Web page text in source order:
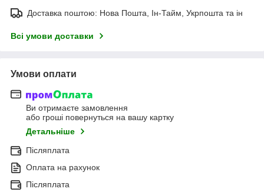
Доставка поштою: Нова Пошта, Ін-Тайм, Укрпошта та ін
Всі умови доставки
Умови оплати
Ви отримаєте замовлення
або гроші повернуться на вашу картку
Детальніше
Післяплата
Оплата на рахунок
Післяплата